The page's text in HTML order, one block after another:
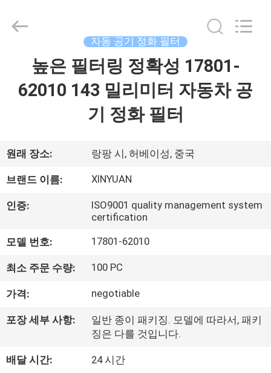
회
사
개
공
장
행
manufacturing
자동 공기 정화 필터
높은 필터링 정확성 17801-
62010 143 밀리미터 자동차 공
기 정화 필터
원래 장소: 랑팡 시, 허베이성, 중국
브랜드 이름: XINYUAN
인증:
ISO9001 quality management system
certification
모델 번호: 17801-62010
최소 주문 수량: 100 PC
가격: negotiable
포장 세부 사항:
일반 종이 패키징. 모델에 따라서, 패키
징은 다를 것입니다.
배달 시간: 24 시간